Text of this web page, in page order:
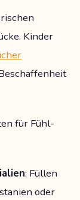
Kinder
für Fühl-
: Füllen
oder